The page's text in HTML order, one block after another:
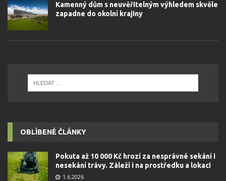
Kamenný dům s neuvěřitelným výhledem skvěle
zapadne do okolní krajiny
OBLÍBENÉ ČLÁNKY
Pokuta až 10 000 Kč hrozí za nesprávné sekání i
nesekání trávy. Záleží i na prostředku a lokaci
1.6.2026